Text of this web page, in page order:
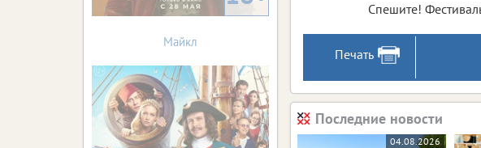
Спешите!
Печать
Последние новости
04.08.2026
Майкл